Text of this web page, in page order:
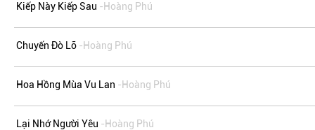
Kiếp Này Kiếp Sau -Hoàng Phú
Chuyến Đò Lỡ -Hoàng Phú
Hoa Hồng Mùa Vu Lan -Hoàng Phú
Lại Nhớ Người Yêu -Hoàng Phú